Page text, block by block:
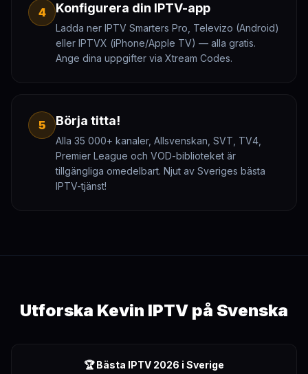
4 Konfigurera din IPTV-app
Ladda ner IPTV Smarters Pro, Televizo (Android)
eller IPTVX (iPhone/Apple TV) — alla gratis.
Ange dina uppgifter via Xtream Codes.
5 Börja titta!
Alla 35 000+ kanaler, Allsvenskan, SVT, TV4,
Premier League och VOD-biblioteket är
tillgängliga omedelbart. Njut av Sveriges bästa
IPTV-tjänst!
Utforska Kevin IPTV på Svenska
🏆 Bästa IPTV 2026 i Sverige